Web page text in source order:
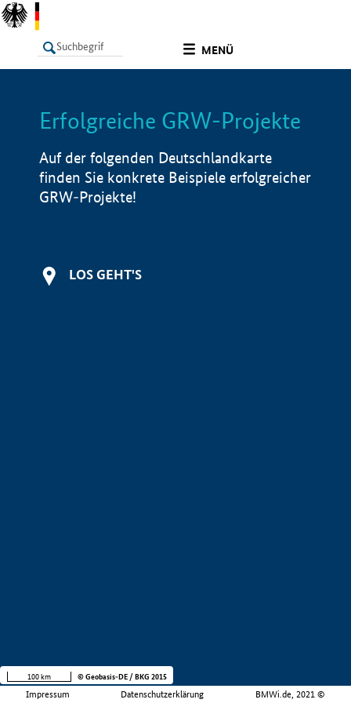
MENÜ
LISTE Info
Erfolgreiche GRW-Projekte
Auf der folgenden Deutschlandkarte
finden Sie konkrete Beispiele erfolgreicher
GRW-Projekte!
LOS GEHT'S
Impressum Datenschutzerklärung BMWi.de, 2021 ©
100 km © Geobasis-DE / BKG 2015